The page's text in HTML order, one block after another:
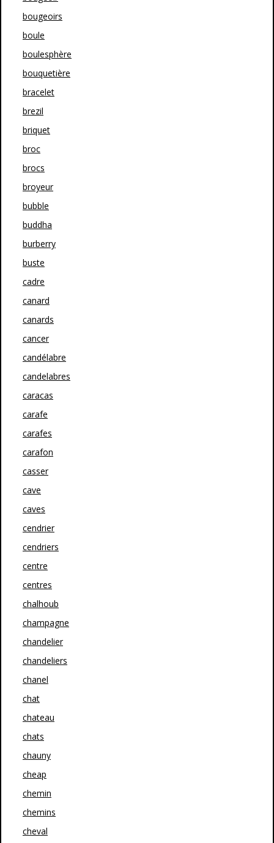
bougeoirs
boule
boulesphère
bouquetière
bracelet
brezil
briquet
broc
brocs
broyeur
bubble
buddha
burberry
buste
cadre
canard
canards
cancer
candélabre
candelabres
caracas
carafe
carafes
carafon
casser
cave
caves
cendrier
cendriers
centre
centres
chalhoub
champagne
chandelier
chandeliers
chanel
chat
chateau
chats
chauny
cheap
chemin
chemins
cheval